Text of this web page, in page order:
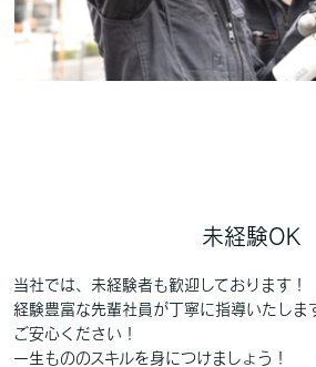
未経験OK
当社では、未経験者も歓迎しております！
経験豊富な先輩社員が丁寧に指導いたしま
ご安心ください！
一生もののスキルを身につけましょう！